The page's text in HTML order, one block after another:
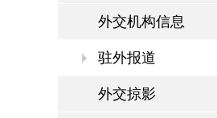
外交机构信息
驻外报道
外交掠影